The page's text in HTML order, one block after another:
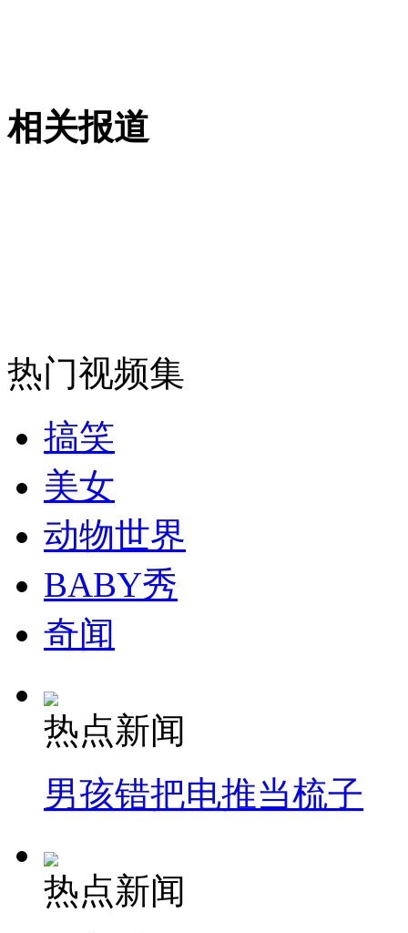
走！跟着总书记去植树
消防员救轻生者
纽约上演“枕头大战”
司机酒驾遇交警 急速倒车逃窜
相关报道
热门视频集
搞笑
美女
动物世界
BABY秀
奇闻
热点新闻
男孩错把电推当梳子
热点新闻